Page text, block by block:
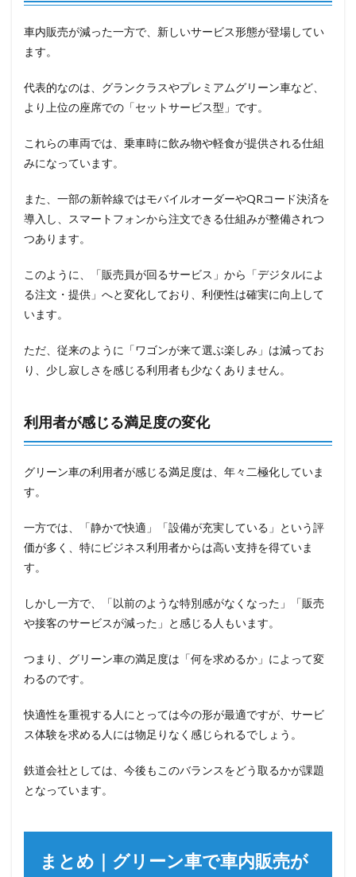
車内販売が減った一方で、新しいサービス形態が登場してい
ます。
代表的なのは、グランクラスやプレミアムグリーン車など、
より上位の座席での「セットサービス型」です。
これらの車両では、乗車時に飲み物や軽食が提供される仕組
みになっています。
また、一部の新幹線ではモバイルオーダーやQRコード決済を
導入し、スマートフォンから注文できる仕組みが整備されつ
つあります。
このように、「販売員が回るサービス」から「デジタルによ
る注文・提供」へと変化しており、利便性は確実に向上して
います。
ただ、従来のように「ワゴンが来て選ぶ楽しみ」は減ってお
り、少し寂しさを感じる利用者も少なくありません。
利用者が感じる満足度の変化
グリーン車の利用者が感じる満足度は、年々二極化していま
す。
一方では、「静かで快適」「設備が充実している」という評
価が多く、特にビジネス利用者からは高い支持を得ていま
す。
しかし一方で、「以前のような特別感がなくなった」「販売
や接客のサービスが減った」と感じる人もいます。
つまり、グリーン車の満足度は「何を求めるか」によって変
わるのです。
快適性を重視する人にとっては今の形が最適ですが、サービ
ス体験を求める人には物足りなく感じられるでしょう。
鉄道会社としては、今後もこのバランスをどう取るかが課題
となっています。
まとめ｜グリーン車で車内販売が